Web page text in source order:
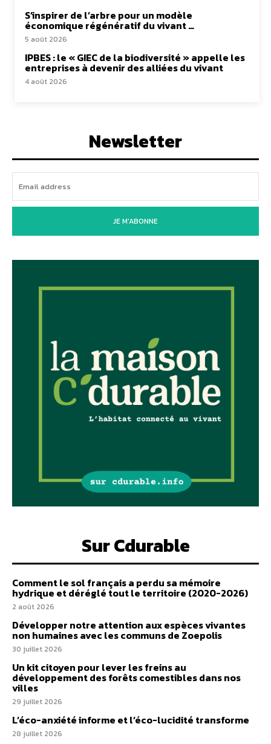
S’inspirer de l’arbre pour un modèle
économique régénératif du vivant …
5 août 2026
IPBES : le « GIEC de la biodiversité » appelle les
entreprises à devenir des alliées du vivant
4 août 2026
Newsletter
JE M'ABONNE
Sur Cdurable
Comment le sol français a perdu sa mémoire
hydrique et déréglé tout le territoire (2020-2026)
2 août 2026
Développer notre attention aux espèces vivantes
non humaines avec les communs de Zoepolis
30 juillet 2026
Un kit citoyen pour lever les freins au
développement des forêts comestibles dans nos
villes
29 juillet 2026
L’éco-anxiété informe et l’éco-lucidité transforme
28 juillet 2026